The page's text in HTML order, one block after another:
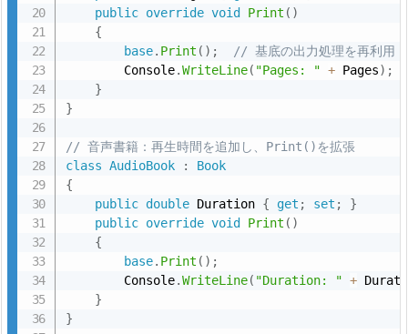
象
ク
ス
を
使
う
4.
抽
象
ク
ラ
ス
イ
public override void Print ( )
{
base. Print ( ) ;
// 基底の出力処理を再利用
        Console
.WriteLine( "Pages: " + Pages) ;
}
}
// 音声書籍：再生時間を追加し、Print()を拡張
class AudioBook :
Book
{
public double Duration { get ; set ;
}
public override void Print ( )
{
base. Print ( ) ;
        Console
.WriteLine( "Duration: " +
}
}